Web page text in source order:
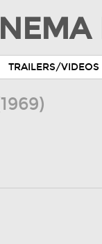
TRAILERS/VIDEOS